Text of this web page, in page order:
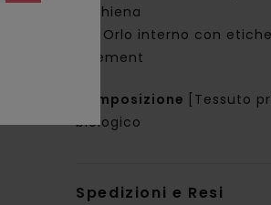
schiena
Orlo interno con
Element
Composizione
[Tessuto
biologico
Spedizioni e Resi